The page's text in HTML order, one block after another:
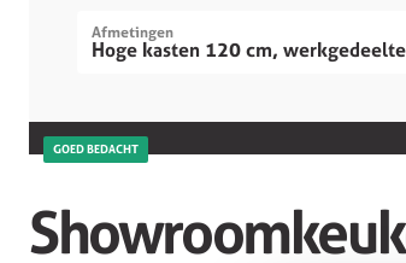
Afmetingen
Hoge kasten 120 cm,
GOED BEDACHT